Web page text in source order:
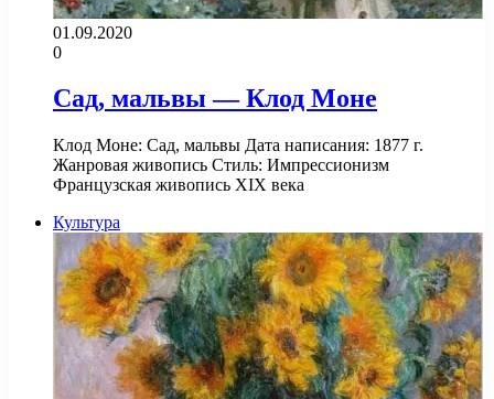
01.09.2020
0
Сад, мальвы — Клод Моне
Клод Моне: Сад, мальвы Дата написания: 1877 г.
Жанровая живопись Стиль: Импрессионизм
Французская живопись XIX века
Культура